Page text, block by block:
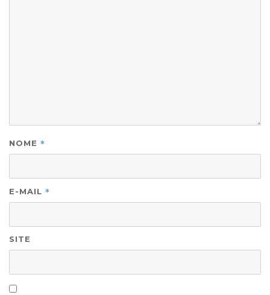
NOME *
E-MAIL *
SITE